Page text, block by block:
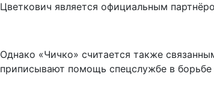
Цветкович является официальным
Однако «Чичко» считается также
приписывают помощь спецслужбе в